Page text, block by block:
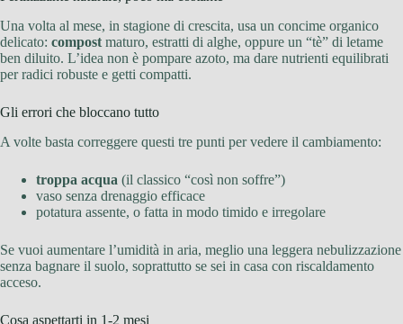
Una volta al mese, in stagione di crescita, usa un concime organico
delicato: compost maturo, estratti di alghe, oppure un “tè” di letame
ben diluito. L’idea non è pompare azoto, ma dare nutrienti equilibrati
per radici robuste e getti compatti.
Gli errori che bloccano tutto
A volte basta correggere questi tre punti per vedere il cambiamento:
troppa acqua (il classico “così non soffre”)
vaso senza drenaggio efficace
potatura assente, o fatta in modo timido e irregolare
Se vuoi aumentare l’umidità in aria, meglio una leggera nebulizzazione
senza bagnare il suolo, soprattutto se sei in casa con riscaldamento
acceso.
Cosa aspettarti in 1-2 mesi